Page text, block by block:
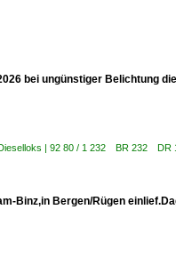
bei ungünstiger Belichtung
| 92 80 / 1 232 BR 232 DR
Binz,in Bergen/Rügen